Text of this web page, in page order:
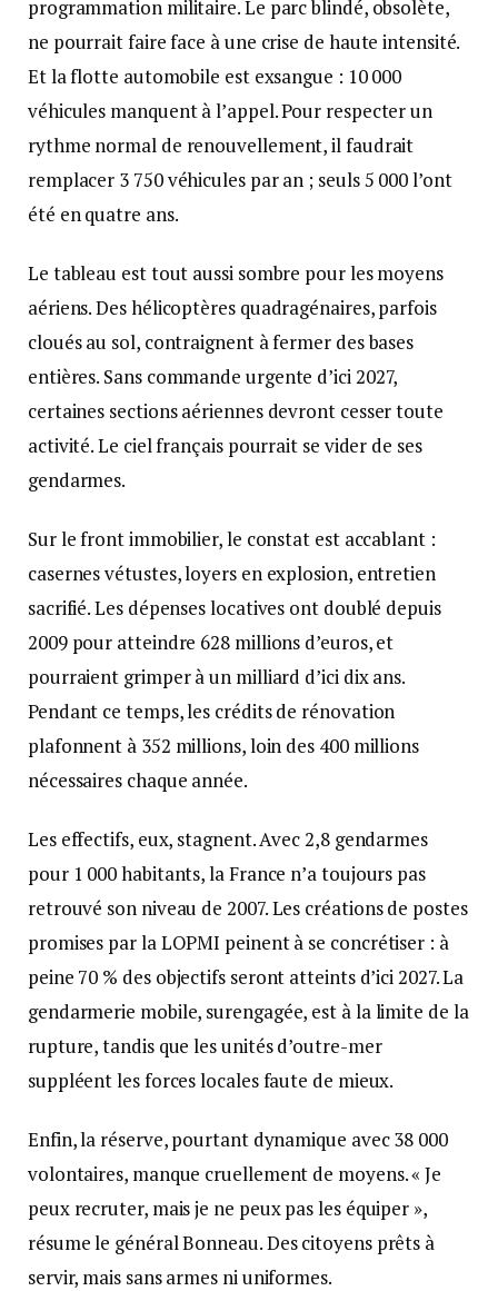
programmation militaire. Le parc blindé, obsolète,
ne pourrait faire face à une crise de haute intensité.
Et la flotte automobile est exsangue : 10 000
véhicules manquent à l’appel. Pour respecter un
rythme normal de renouvellement, il faudrait
remplacer 3 750 véhicules par an ; seuls 5 000 l’ont
été en quatre ans.
Le tableau est tout aussi sombre pour les moyens
aériens. Des hélicoptères quadragénaires, parfois
cloués au sol, contraignent à fermer des bases
entières. Sans commande urgente d’ici 2027,
certaines sections aériennes devront cesser toute
activité. Le ciel français pourrait se vider de ses
gendarmes.
Sur le front immobilier, le constat est accablant :
casernes vétustes, loyers en explosion, entretien
sacrifié. Les dépenses locatives ont doublé depuis
2009 pour atteindre 628 millions d’euros, et
pourraient grimper à un milliard d’ici dix ans.
Pendant ce temps, les crédits de rénovation
plafonnent à 352 millions, loin des 400 millions
nécessaires chaque année.
Les effectifs, eux, stagnent. Avec 2,8 gendarmes
pour 1 000 habitants, la France n’a toujours pas
retrouvé son niveau de 2007. Les créations de postes
promises par la LOPMI peinent à se concrétiser : à
peine 70 % des objectifs seront atteints d’ici 2027. La
gendarmerie mobile, surengagée, est à la limite de la
rupture, tandis que les unités d’outre-mer
suppléent les forces locales faute de mieux.
Enfin, la réserve, pourtant dynamique avec 38 000
volontaires, manque cruellement de moyens. « Je
peux recruter, mais je ne peux pas les équiper »,
résume le général Bonneau. Des citoyens prêts à
servir, mais sans armes ni uniformes.